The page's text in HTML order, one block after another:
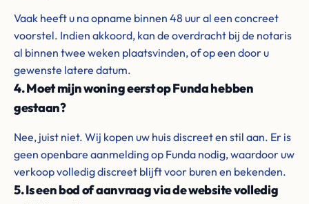
Vaak heeft u na opname binnen 48 uur al een concreet
voorstel. Indien akkoord, kan de overdracht bij de notaris
al binnen twee weken plaatsvinden, of op een door u
gewenste latere datum.
4. Moet mijn woning eerst op Funda hebben
gestaan?
Nee, juist niet. Wij kopen uw huis discreet en stil aan. Er is
geen openbare aanmelding op Funda nodig, waardoor uw
verkoop volledig discreet blijft voor buren en bekenden.
5. Is een bod of aanvraag via de website volledig